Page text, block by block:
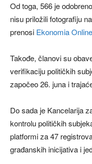
Od toga, 566 je
nisu priložili fotografiju
prenosi Ekonomia
Takođe, članovi su
verifikaciju političkih
započeo 26. juna i
Do sada je Kancelarija
kontrolu političkih
platformi za 47
građanskih inicijativa i